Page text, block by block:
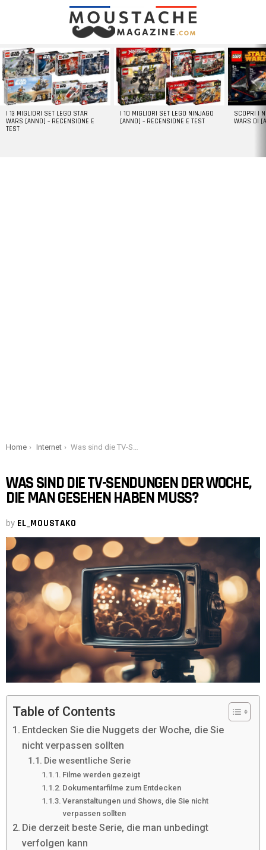
LATEST
STORIES
I 13 MIGLIORI SET LEGO STAR
WARS [ANNO] – RECENSIONE E
TEST
I 10 MIGLIORI SET LEGO NINJAGO
[ANNO] – RECENSIONE E TEST
SCOPRI I
WARS DI
You are here:
Home Internet Was sind die TV-Sendungen der Woche, die man gesehen haben muss?
WAS SIND DIE TV-SENDUNGEN DER WOCHE,
DIE MAN GESEHEN HABEN MUSS?
by EL_MOUSTAKO
Table of Contents
Entdecken Sie die Nuggets der Woche, die Sie
nicht verpassen sollten
Die wesentliche Serie
Filme werden gezeigt
Dokumentarfilme zum Entdecken
Veranstaltungen und Shows, die Sie nicht
verpassen sollten
Die derzeit beste Serie, die man unbedingt
verfolgen kann